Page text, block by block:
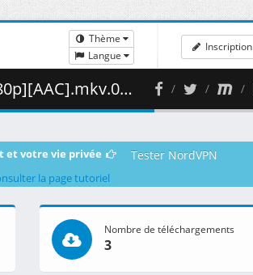
Thème
Langue
Inscription
( 335.26 MB )
et votre vie privée Tester NordVPN
la page tutoriel
Nombre de téléchargements
3